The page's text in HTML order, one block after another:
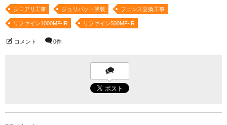
シロアリ工事 ジョリパット塗装 フェンス交換工事
リファイン1000MF-IR リファイン500MF-IR
コメント 0件